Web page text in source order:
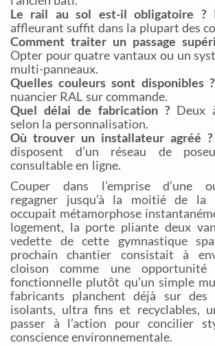
Le rail au sol est-il obligatoire ?
affleurant suffit dans la plupart des
Comment traiter un passage
Opter pour quatre vantaux ou un
multi-panneaux.
Quelles couleurs sont disponibles ?
nuancier RAL sur commande.
Quel délai de fabrication ?Deux
selon la personnalisation.
Où trouver un installateur agréé ?
disposent d’un réseau de
consultable en ligne.
Couper dans l’emprise d’une
regagner jusqu’à la moitié de la
occupait métamorphose
logement, la porte pliante deux
vedette de cette gymnastique
prochain chantier consistait à
cloison comme une opportunité
fonctionnelle plutôt qu’un simple
fabricants planchent déjà sur des
isolants, ultra fins et recyclables,
passer à l’action pour concilier
conscience environnementale.